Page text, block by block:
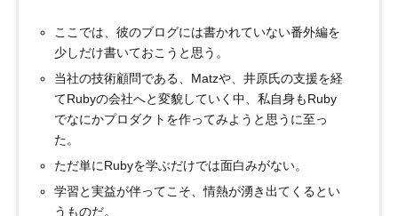
ここでは、彼のブログには書かれていない番外編を
少しだけ書いておこうと思う。
当社の技術顧問である、Matzや、井原氏の支援を経
てRubyの会社へと変貌していく中、私自身もRuby
でなにかプロダクトを作ってみようと思うに至っ
た。
ただ単にRubyを学ぶだけでは面白みがない。
学習と実益が伴ってこそ、情熱が湧き出てくるとい
うものだ。